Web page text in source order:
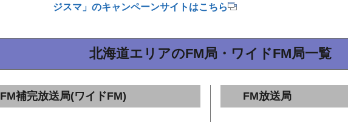
ジスマ」のキャンペーンサイトはこちら
北海道エリアのFM局・ワイドFM局一覧
FM補完放送局(ワイドFM) FM放送局